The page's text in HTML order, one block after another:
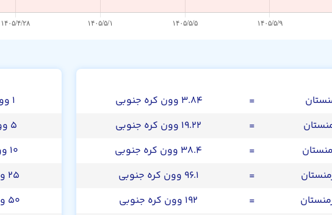
=
۳.۸۴ وون کره جنوبی
=
۱۹.۲۲ وون کره جنوبی
=
۳۸.۴ وون کره جنوبی
=
۹۶.۱ وون کره جنوبی
=
۱۹۲ وون کره جنوبی
۱ وون کره جنوبی
۵ وون کره جنوبی
۱۰ وون کره جنوبی
۲۵ وون کره جنوبی
۵۰ وون کره جنوبی